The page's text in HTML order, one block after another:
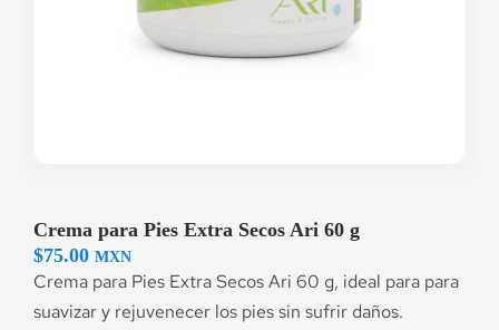
Crema para Pies Extra Secos Ari 60 g
$75.00 MXN
Crema para Pies Extra Secos Ari 60 g, ideal para para
suavizar y rejuvenecer los pies sin sufrir daños.